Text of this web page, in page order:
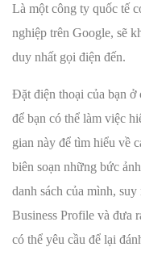
Là một công ty quốc tế
nghiệp trên Google, sẽ
duy nhất gọi điện đến.
Đặt điện thoại của bạn ở
để bạn có thể làm việc
gian này để tìm hiểu về
biên soạn những bức
danh sách của mình,
Business Profile và đưa
có thể yêu cầu để lại